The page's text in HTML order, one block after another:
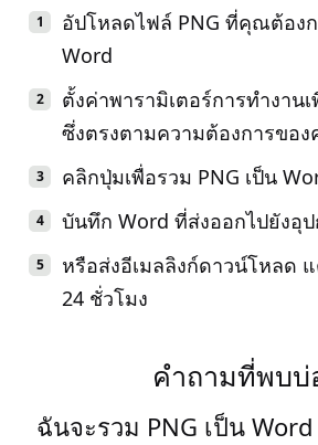
อัปโหลดไฟล์ PNG ที่คุณต้อง
Word
ตั้งค่าพารามิเตอร์การทำงาน
ซึ่งตรงตามความต้องการขอ
คลิกปุ่มเพื่อรวม PNG เป็น
บันทึก Word ที่ส่งออกไปยัง
หรือส่งอีเมลลิงก์ดาวน์โหลด
24 ชั่วโมง
คำถามที่พบบ่
ฉันจะรวม PNG เป็น